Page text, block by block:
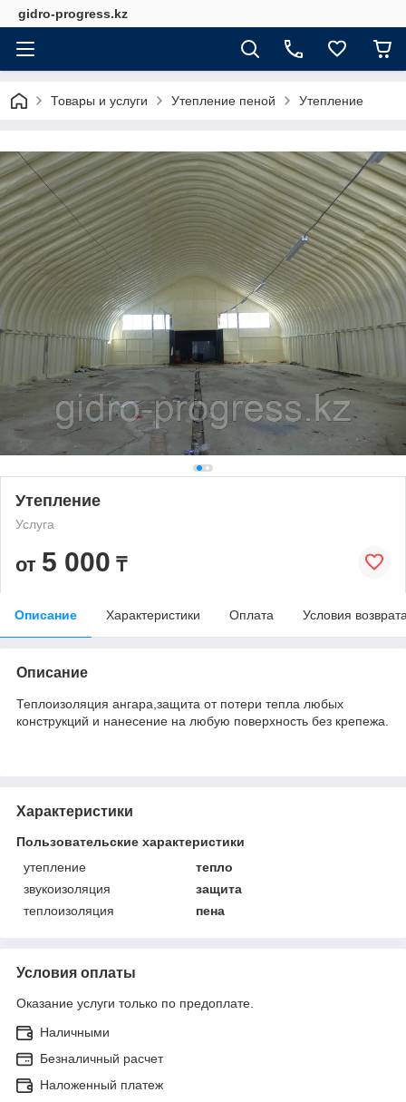
gidro-progress.kz
Товары и услуги Утепление пеной Утепление
Утепление
Услуга
от 5 000 ₸
Описание Характеристики Оплата Условия
Описание
Теплоизоляция ангара,защита от потери тепла любых
конструкций и нанесение на любую поверхность без крепежа.
Характеристики
Пользовательские характеристики
утепление
тепло
звукоизоляция
защита
теплоизоляция
пена
Условия оплаты
Оказание услуги только по предоплате.
Наличными
Безналичный расчет
Наложенный платеж